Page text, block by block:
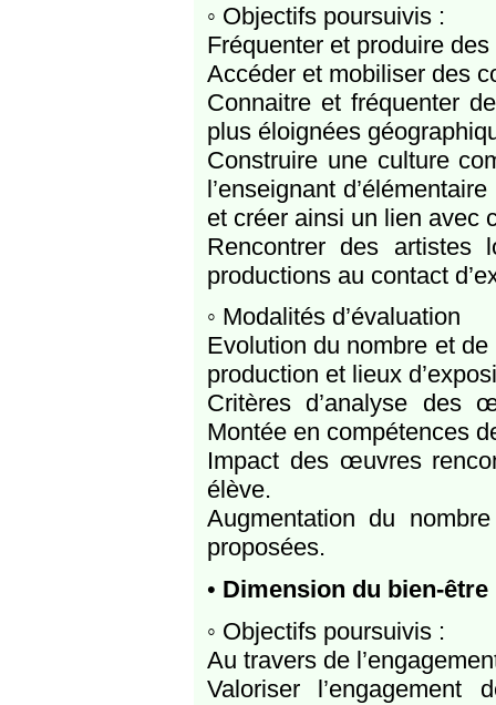
◦ Objectifs poursuivis :
Fréquenter et produire
Accéder et mobiliser des
Connaitre et fréquenter
plus éloignées
Construire une culture
l’enseignant
et créer ainsi un lien avec
Rencontrer des artistes
productions au contact
◦ Modalités d’évaluation
Evolution du nombre et
production et lieux
Critères d’analyse des
Montée en compétences
Impact des œuvres
élève.
Augmentation du
proposées.
• Dimension du bien-être
◦ Objectifs poursuivis :
Au travers de
Valoriser